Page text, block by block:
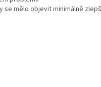
se mělo objevit minimálně